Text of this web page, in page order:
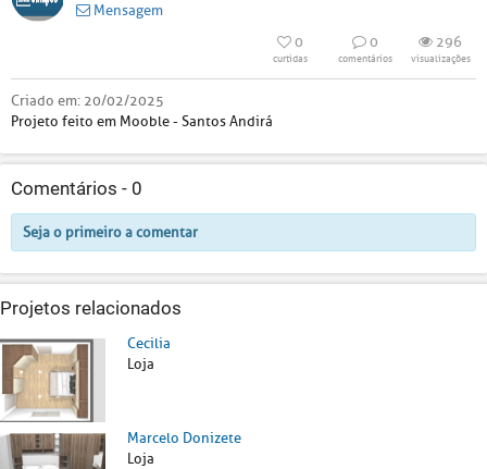
Mensagem
0
curtidas
0
comentários
296
visualizações
Criado em: 20/02/2025
Projeto feito em Mooble - Santos Andirá
Comentários - 0
Seja o primeiro a comentar
Projetos relacionados
Cecilia
Loja
Marcelo Donizete
Loja